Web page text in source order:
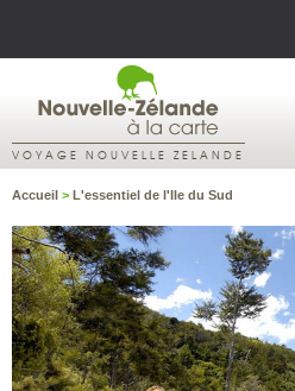
VOYAGE NOUVELLE ZELANDE
Accueil > L'essentiel de l'Ile du Sud